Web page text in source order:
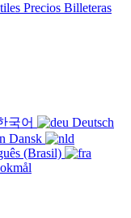
Precios Billeteras
국어
Deutsch
Dansk
(Brasil)